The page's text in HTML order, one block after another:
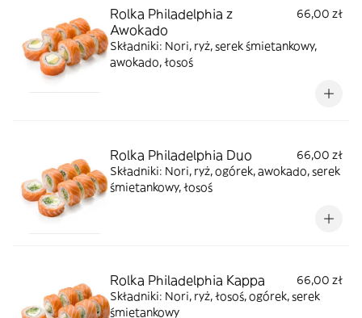
Rolka Philadelphia z
Awokado
66,00 zł
Składniki: Nori, ryż, serek śmietankowy,
awokado, łosoś
Rolka Philadelphia Duo
66,00 zł
Składniki: Nori, ryż, ogórek, awokado, serek
śmietankowy, łosoś
Rolka Philadelphia Kappa
66,00 zł
Składniki: Nori, ryż, łosoś, ogórek, serek
śmietankowy